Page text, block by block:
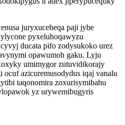
juryxucebeqa paji jybe
pyxeluhoqawyzu
ducata pifo zodysukoko urez
opawumoh gaku. Lyju
umimygor zutuvidikorajy
azicuremusodydus iqaj vanalu
taqonomira zoxurisymibahu
yz urywemibugyris